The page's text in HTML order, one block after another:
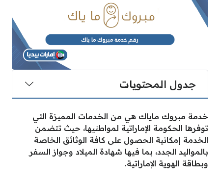
جدول المحتويات
خدمة مبروك ماياك هي من الخدمات المميزة التي
توفرها الحكومة الإماراتية لمواطنيها، حيث تتضمن
الخدمة إمكانية الحصول على كافة الوثائق الخاصة
بالمواليد الجدد، بما فيها شهادة الميلاد وجواز السفر
وبطاقة الهوية الإماراتية.